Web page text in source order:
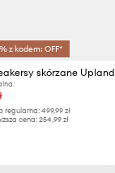
z kodem: OFF*
skórzane Upland
regularna: 499,99 zł
cena: 254,99 zł